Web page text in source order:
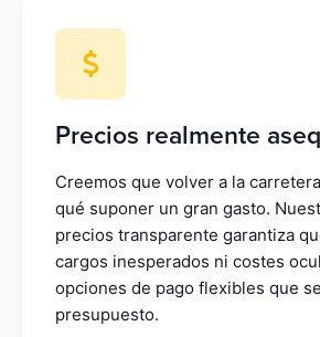
Precios realmente
Creemos que volver a la
qué suponer un gran gasto.
precios transparente garantiza
cargos inesperados ni costes
opciones de pago flexibles que
presupuesto.